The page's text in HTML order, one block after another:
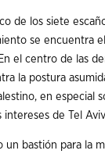
de los siete
se encuentra
el centro de las
la postura
en especial
intereses de Tel
un bastión para la